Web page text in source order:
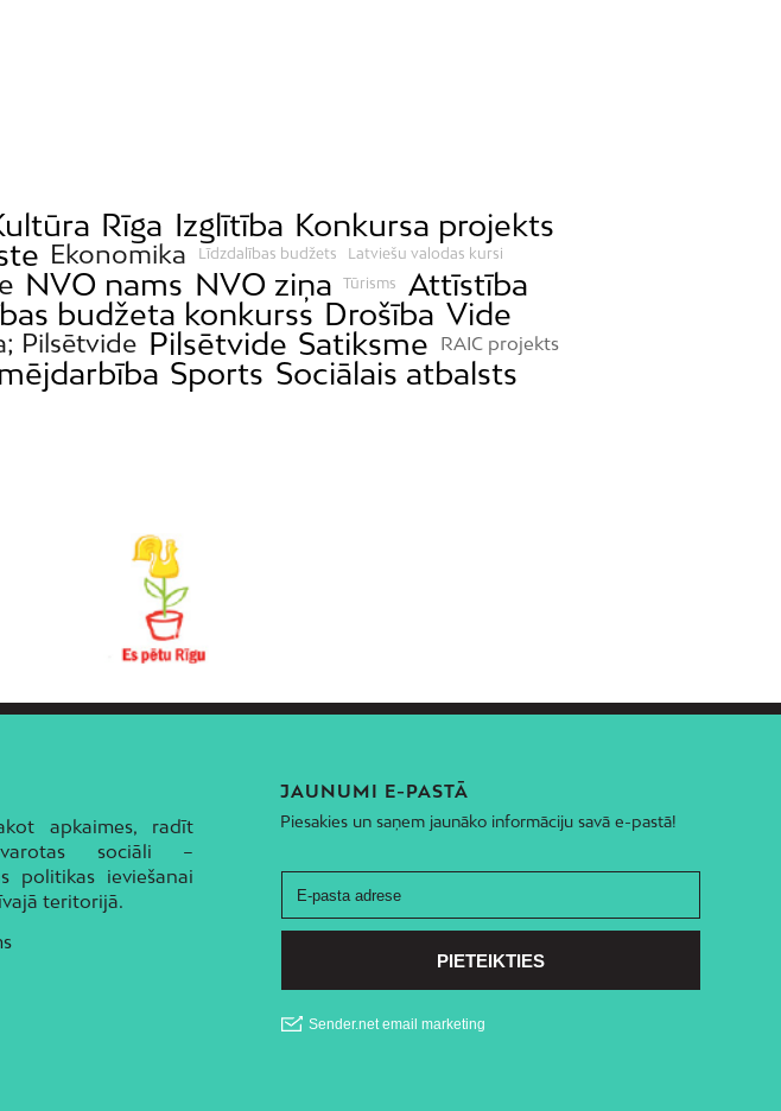
Rīga Izglītība Konkursa projekts
Ekonomika Līdzdalības budžets Latviešu valodas kursi
NVO nams NVO ziņa Tūrisms
Attīstība
budžeta konkurss Drošība Vide
Pilsētvide Pilsētvide Satiksme RAIC projekts
Sports Sociālais atbalsts
apkaimes, radīt
sociāli –
politikas ieviešanai
teritorijā.
JAUNUMI E-PASTĀ
Piesakies un saņem jaunāko informāciju savā e-pastā!